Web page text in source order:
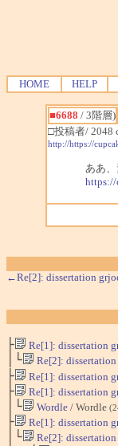
HOME HELP
■6688 / 3階層)
□投稿者/ 2048
http://https://
ああ
https://
←Re[2]: dissertation
├ Re[1]: dissertation
│└ Re[2]:
├ Re[1]: dissertation
├ Re[1]: dissertation
│└ Wordle / Wordle
├ Re[1]: dissertation
│└ Re[2]: